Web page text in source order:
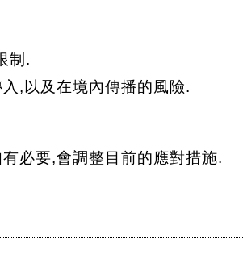
制.
,以及在境內傳播的風險.
必要,會調整目前的應對措施.